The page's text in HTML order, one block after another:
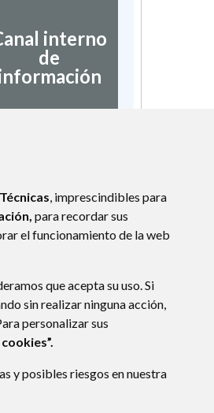
Técnicas, imprescindibles para
para recordar sus
el funcionamiento de la web
que acepta su uso. Si
sin realizar ninguna acción,
personalizar sus
y posibles riesgos en nuestra
interno
de